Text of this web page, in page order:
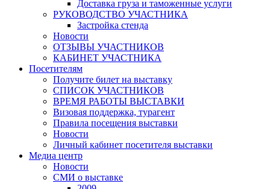
Доставка груза и таможенные услуги
РУКОВОДСТВО УЧАСТНИКА
Застройка стенда
Новости
ОТЗЫВЫ УЧАСТНИКОВ
КАБИНЕТ УЧАСТНИКА
Посетителям
Получите билет на выставку
СПИСОК УЧАСТНИКОВ
ВРЕМЯ РАБОТЫ ВЫСТАВКИ
Визовая поддержка, турагент
Правила посещения выставки
Новости
Личный кабинет посетителя выставки
Медиа центр
Новости
СМИ о выставке